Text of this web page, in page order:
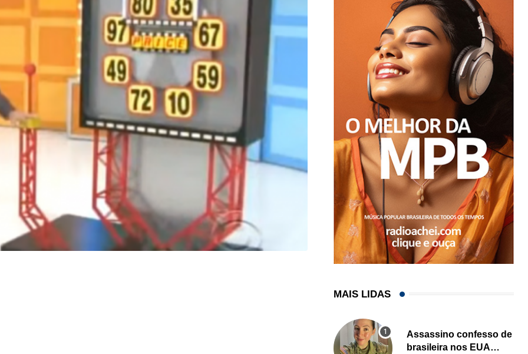
Influenciadora evangélica de Orlando (FL)
MAIS LIDAS
Assassino confesso de
brasileira nos EUA